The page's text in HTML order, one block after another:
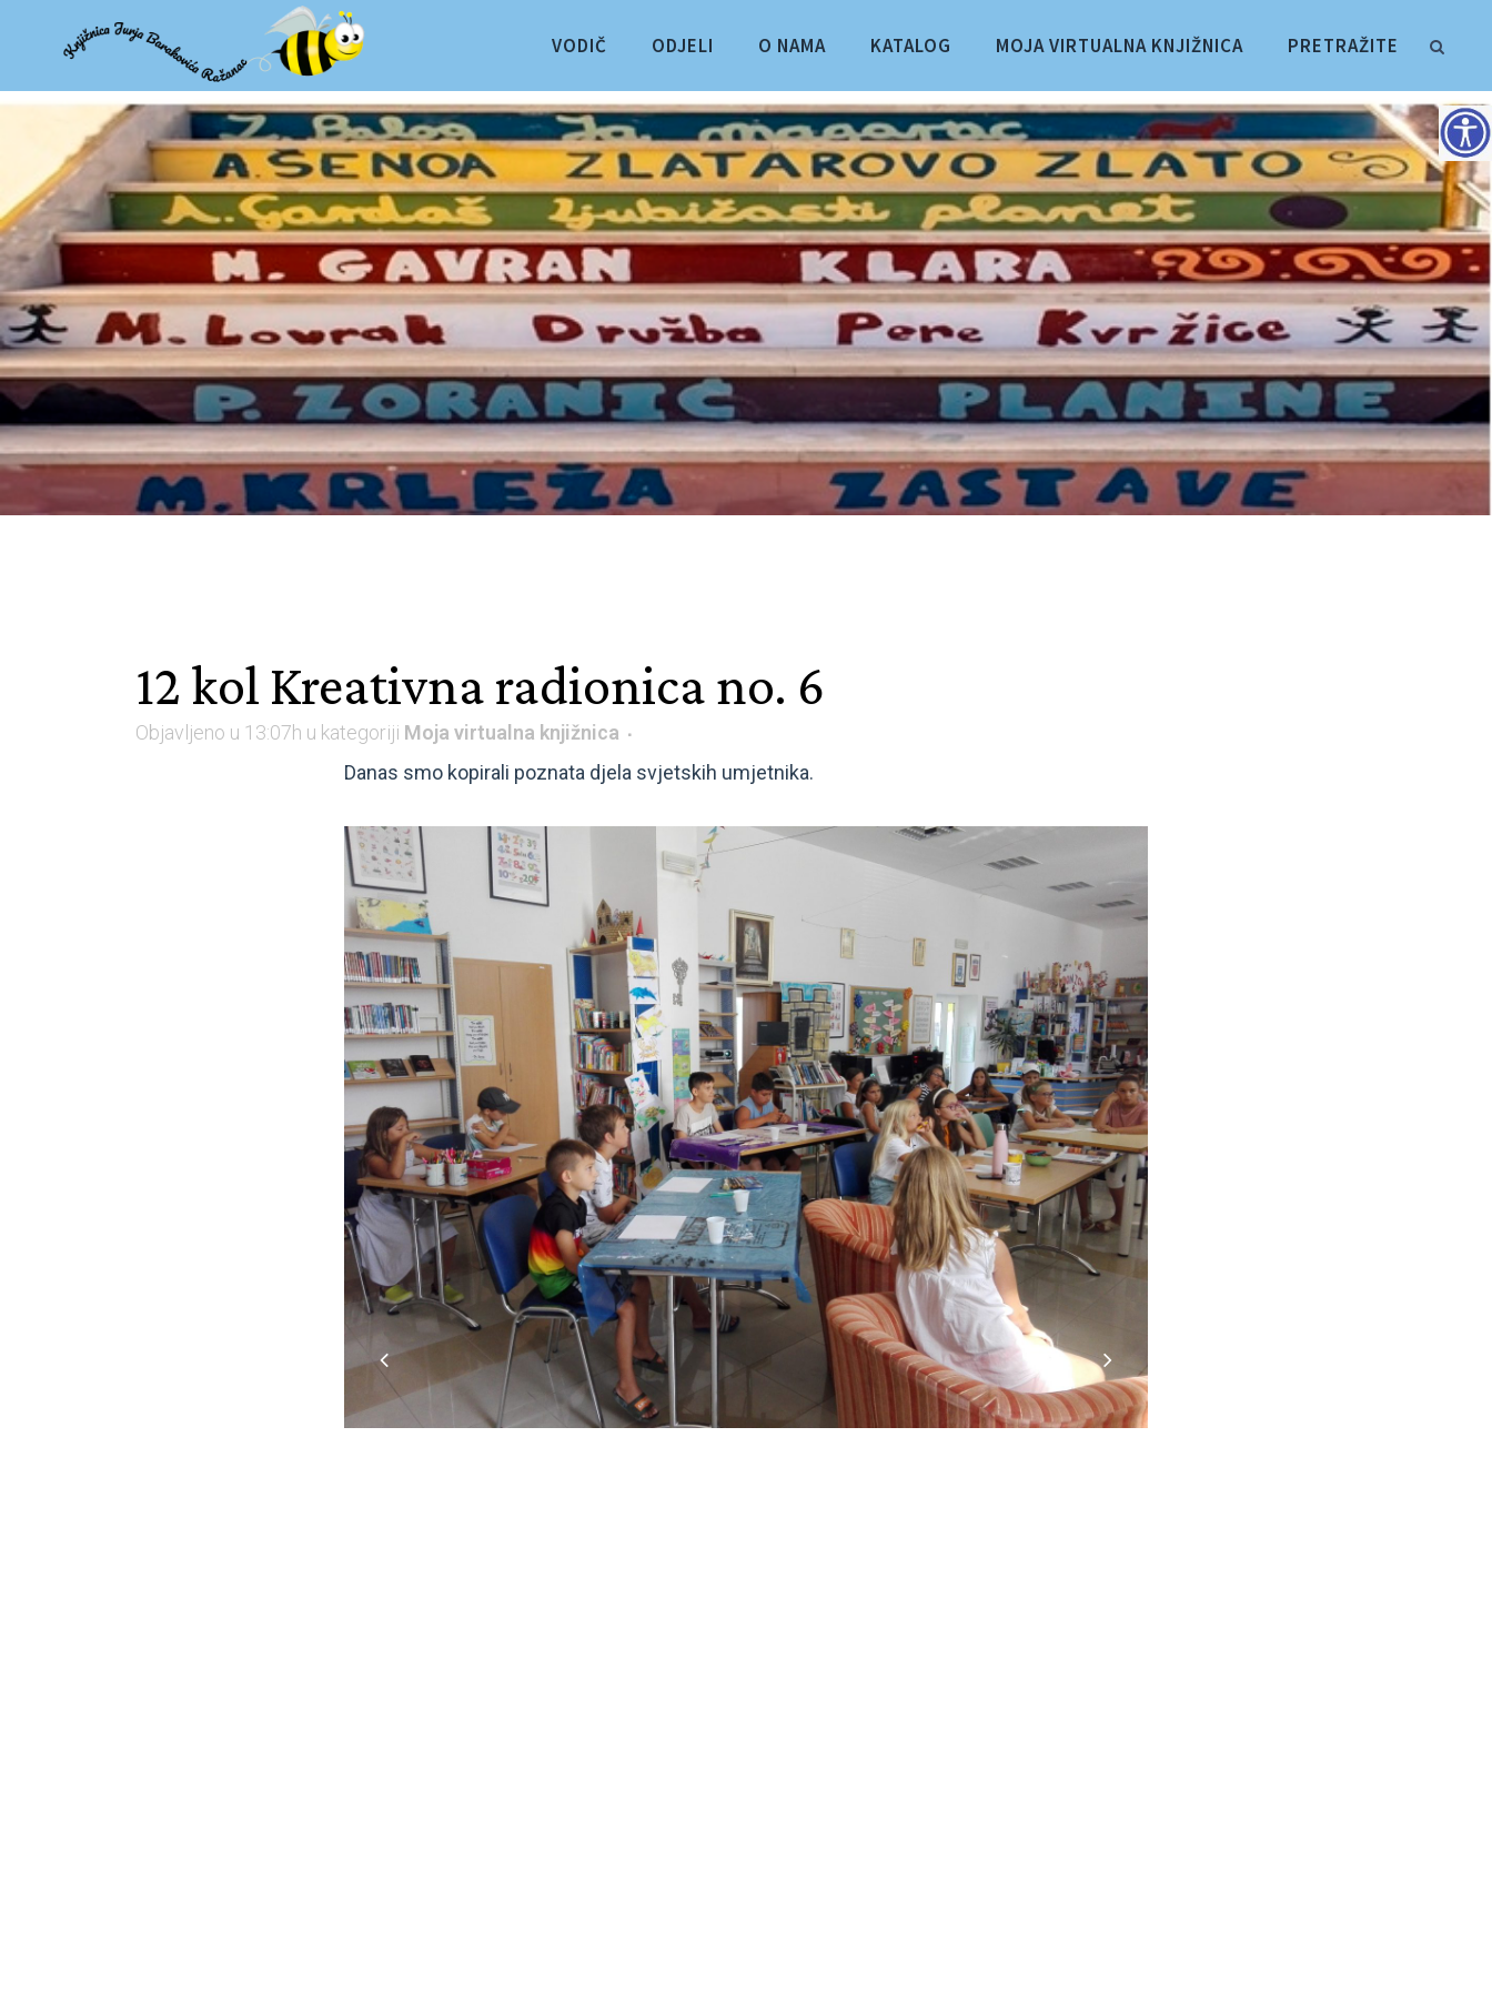
VODIČ ODJELI O NAMA KATALOG MOJA VIRTUALNA KNJIŽNICA PRETRAŽITE
12 kol Kreativna radionica no. 6
Objavljeno u 13:07h u kategoriji Moja virtualna knjižnica
Danas smo kopirali poznata djela svjetskih umjetnika.